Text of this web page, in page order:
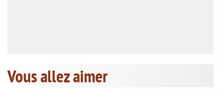
Vous allez aimer